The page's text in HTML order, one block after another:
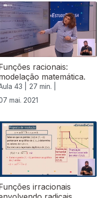
racionais:
matemática.
43 |
27 min. |
mai. 2021
irracionais